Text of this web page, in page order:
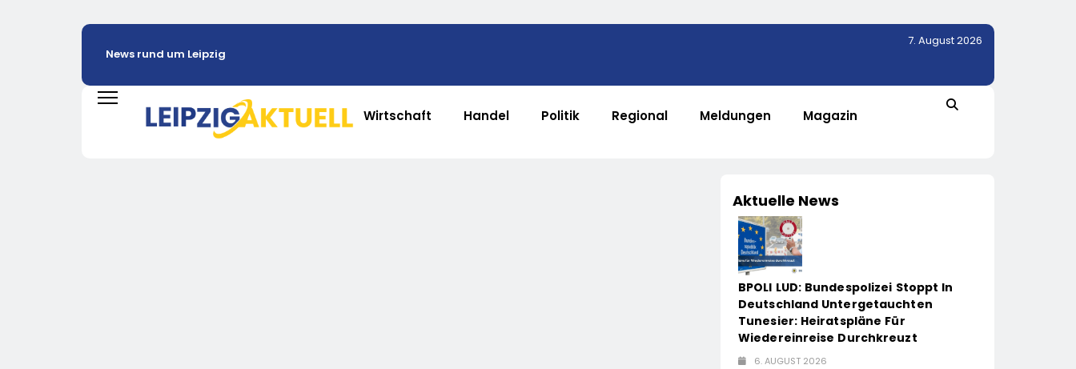
News rund um Leipzig
7. August 2026
Wirtschaft Handel Politik Regional Meldungen Magazin
Aktuelle News
BPOLI LUD: Bundespolizei Stoppt In
Deutschland Untergetauchten
Tunesier: Heiratspläne Für
Wiedereinreise Durchkreuzt
6. AUGUST 2026